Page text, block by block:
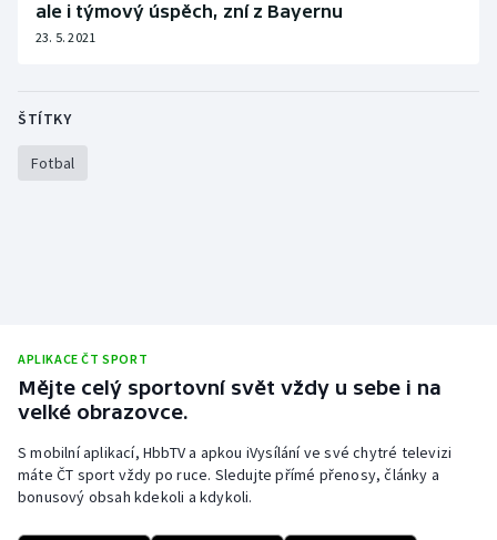
Vodní slalom
ale i týmový úspěch, zní z Bayernu
23. 5. 2021
ŠTÍTKY
Fotbal
APLIKACE ČT SPORT
Mějte celý sportovní svět vždy u sebe i na
velké obrazovce.
S mobilní aplikací, HbbTV a apkou iVysílání ve své chytré televizi
máte ČT sport vždy po ruce. Sledujte přímé přenosy, články a
bonusový obsah kdekoli a kdykoli.